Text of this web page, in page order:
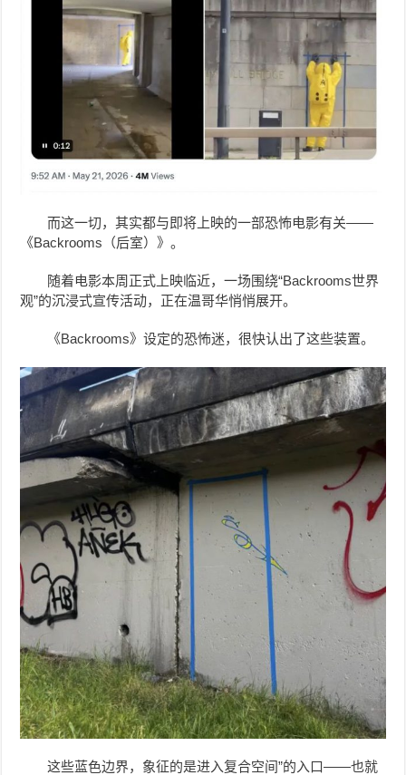
而这一切，其实都与即将上映的一部恐怖电影有关——
《Backrooms（后室）》。
随着电影本周正式上映临近，一场围绕“Backrooms世界
观”的沉浸式宣传活动，正在温哥华悄悄展开。
《Backrooms》设定的恐怖迷，很快认出了这些装置。
这些蓝色边界，象征的是进入复合空间”的入口——也就